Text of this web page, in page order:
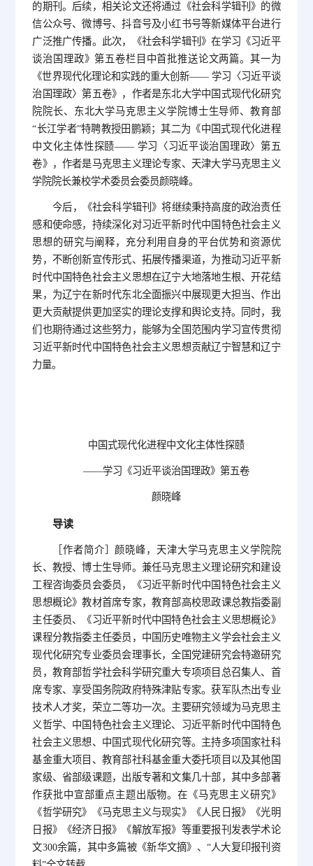
的期刊。后续，相关论文还将通过《社会科学辑刊》的微
信公众号、微博号、抖音号及小红书号等新媒体平台进行
广泛推广传播。此次，《社会科学辑刊》在学习《习近平
谈治国理政》第五卷栏目中首批推送论文两篇。其一为
《世界现代化理论和实践的重大创新—— 学习〈习近平谈
治国理政〉第五卷》，作者是东北大学中国式现代化研究
院院长、东北大学马克思主义学院博士生导师、教育部
“长江学者”特聘教授田鹏颖；其二为《中国式现代化进程
中文化主体性探赜—— 学习〈习近平谈治国理政〉第五
卷》，作者是马克思主义理论专家、天津大学马克思主义
学院院长兼校学术委员会委员颜晓峰。
今后，《社会科学辑刊》将继续秉持高度的政治责任
感和使命感，持续深化对习近平新时代中国特色社会主义
思想的研究与阐释，充分利用自身的平台优势和资源优
势，不断创新宣传形式、拓展传播渠道，为推动习近平新
时代中国特色社会主义思想在辽宁大地落地生根、开花结
果，为辽宁在新时代东北全面振兴中展现更大担当、作出
更大贡献提供更加坚实的理论支撑和舆论支持。同时，我
们也期待通过这些努力，能够为全国范围内学习宣传贯彻
习近平新时代中国特色社会主义思想贡献辽宁智慧和辽宁
力量。
中国式现代化进程中文化主体性探赜
——学习《习近平谈治国理政》第五卷
颜晓峰
导读
［作者简介］颜晓峰，天津大学马克思主义学院院
长、教授、博士生导师。兼任马克思主义理论研究和建设
工程咨询委员会委员，《习近平新时代中国特色社会主义
思想概论》教材首席专家，教育部高校思政课总教指委副
主任委员、《习近平新时代中国特色社会主义思想概论》
课程分教指委主任委员，中国历史唯物主义学会社会主义
现代化研究专业委员会理事长，全国党建研究会特邀研究
员，教育部哲学社会科学研究重大专项项目总召集人、首
席专家、享受国务院政府特殊津贴专家。获军队杰出专业
技术人才奖，荣立二等功一次。主要研究领域为马克思主
义哲学、中国特色社会主义理论、习近平新时代中国特色
社会主义思想、中国式现代化研究等。主持多项国家社科
基金重大项目、教育部社科基金重大委托项目以及其他国
家级、省部级课题，出版专著和文集几十部，其中多部著
作获批中宣部重点主题出版物。在《马克思主义研究》
《哲学研究》《马克思主义与现实》《人民日报》《光明
日报》《经济日报》《解放军报》等重要报刊发表学术论
文300余篇，其中多篇被《新华文摘》、“人大复印报刊资